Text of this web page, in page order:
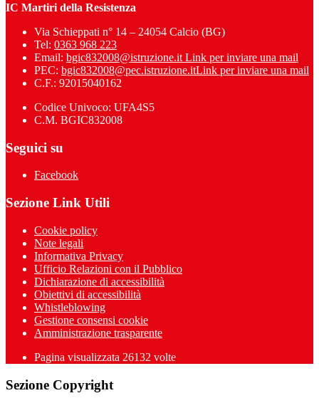
IC Martiri della Resistenza
Via Schieppati n° 14 – 24054 Calcio (BG)
Tel: 0363 968 223
Email: bgic832008@istruzione.it Link per inviare una mail
PEC: bgic832008@pec.istruzione.itLink per inviare una mail
C.F.: 92015040162
Codice Univoco: UFA4S5
C.M. BGIC832008
Seguici su
Facebook
Sezione Link Utili
Cookie policy
Note legali
Informativa Privacy
Ufficio Relazioni con il Pubblico
Dichiarazione di accessibilità
Obiettivi di accessibilità
Whistleblowing
Gestione consensi cookie
Amministrazione trasparente
Pagina visualizzata 26132 volte
Sezione Copyright